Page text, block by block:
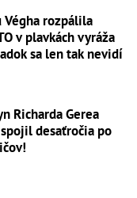
rozpálila
v plavkách vyráža
sa len tak nevidí
Richarda Gerea
desaťročia po